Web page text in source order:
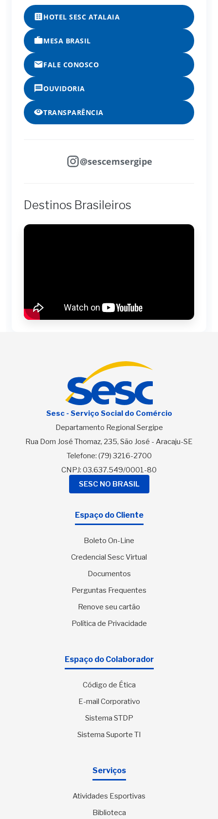
HOTEL SESC ATALAIA
MESA BRASIL
FALE CONOSCO
OUVIDORIA
TRANSPARÊNCIA
@sescemsergipe
Destinos Brasileiros
Sesc - Serviço Social do Comércio
Departamento Regional Sergipe
Rua Dom José Thomaz, 235, São José - Aracaju-SE
Telefone: (79) 3216-2700
CNPJ: 03.637.549/0001-80
SESC NO BRASIL
Espaço do Cliente
Boleto On-Line
Credencial Sesc Virtual
Documentos
Perguntas Frequentes
Renove seu cartão
Política de Privacidade
Espaço do Colaborador
Código de Ética
E-mail Corporativo
Sistema STDP
Sistema Suporte TI
Serviços
Atividades Esportivas
Biblioteca